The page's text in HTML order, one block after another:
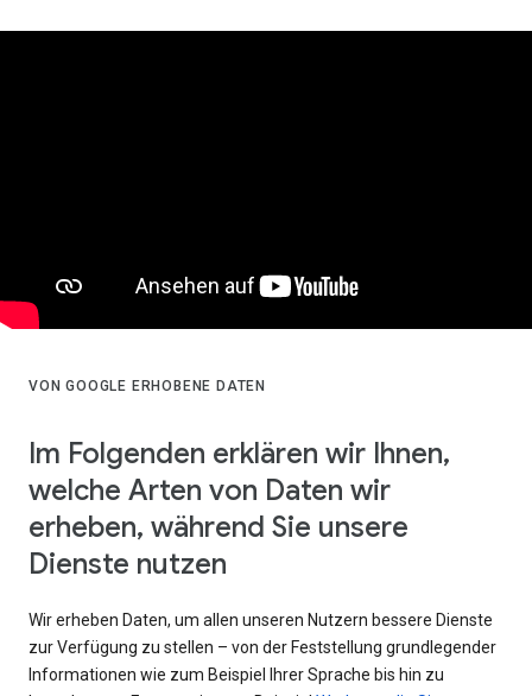
VON GOOGLE ERHOBENE DATEN
Im Folgenden erklären wir Ihnen,
welche Arten von Daten wir
erheben, während Sie unsere
Dienste nutzen
Wir erheben Daten, um allen unseren Nutzern bessere Dienste
zur Verfügung zu stellen – von der Feststellung grundlegender
Informationen wie zum Beispiel Ihrer Sprache bis hin zu